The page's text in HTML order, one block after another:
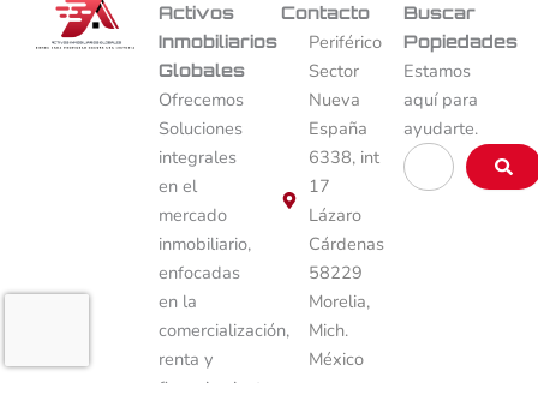
Activos
Inmobiliarios
Globales
Ofrecemos
Soluciones
integrales
en el
mercado
inmobiliario,
enfocadas
en la
comercialización,
renta y
financiamiento
Contacto
Periférico
Sector
Nueva
España
6338, int
17
Lázaro
Cárdenas
58229
Morelia,
Mich.
México
Buscar
Popiedades
Estamos
aquí para
ayudarte.
Buscar
…